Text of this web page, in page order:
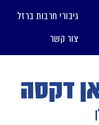
גיבורי חרבות ברזל
צור קשר
דקסה